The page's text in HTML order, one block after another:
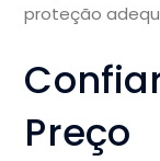
proteção
Preço